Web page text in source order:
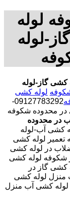
لوله
لوله
کشی گاز-لوله
لوله کشی
09127783292-
در محدوده شکوفه
در محدوده
کشی آب-لوله
لوله کشی
در لوله کشی
شکوفه لوله کشی
کشی گاز در
منزل لوله کشی
لوله کشی آب منزل